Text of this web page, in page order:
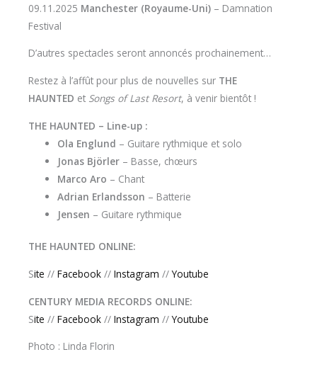
09.11.2025 Manchester (Royaume-Uni) – Damnation
Festival
D’autres spectacles seront annoncés prochainement…
Restez à l’affût pour plus de nouvelles sur THE
HAUNTED et Songs of Last Resort, à venir bientôt !
THE HAUNTED – Line-up :
Ola Englund – Guitare rythmique et solo
Jonas Björler – Basse, chœurs
Marco Aro – Chant
Adrian Erlandsson – Batterie
Jensen – Guitare rythmique
THE HAUNTED ONLINE:
Site // Facebook // Instagram //Youtube
CENTURY MEDIA RECORDS ONLINE:
Site // Facebook // Instagram //Youtube
Photo : Linda Florin